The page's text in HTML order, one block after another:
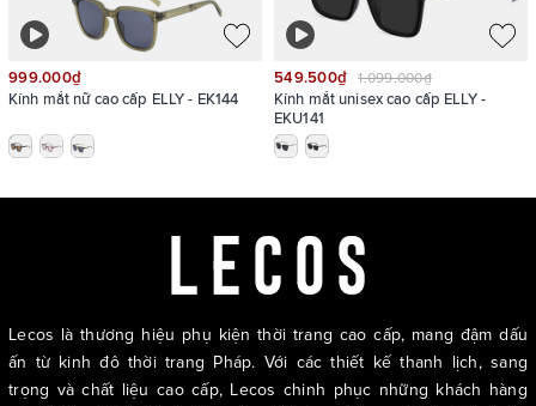
999.000₫
Kính mắt nữ cao cấp ELLY - EK144
549.500₫ 1.099.000₫
Kính mắt unisex cao cấp ELLY -
EKU141
Lecos là thương hiệu phụ kiện thời trang cao cấp, mang đậm dấu
ấn từ kinh đô thời trang Pháp. Với các thiết kế thanh lịch, sang
trọng và chất liệu cao cấp, Lecos chinh phục những khách hàng